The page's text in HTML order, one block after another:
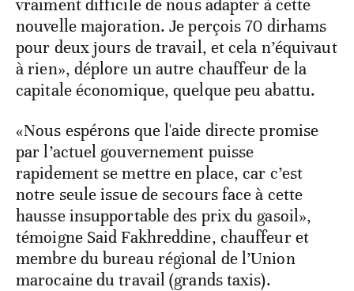
vraiment difficile de nous adapter à cette
nouvelle majoration. Je perçois 70 dirhams
pour deux jours de travail, et cela n’équivaut
à rien», déplore un autre chauffeur de la
capitale économique, quelque peu abattu.
«Nous espérons que l'aide directe promise
par l’actuel gouvernement puisse
rapidement se mettre en place, car c’est
notre seule issue de secours face à cette
hausse insupportable des prix du gasoil»,
témoigne Said Fakhreddine, chauffeur et
membre du bureau régional de l’Union
marocaine du travail (grands taxis).